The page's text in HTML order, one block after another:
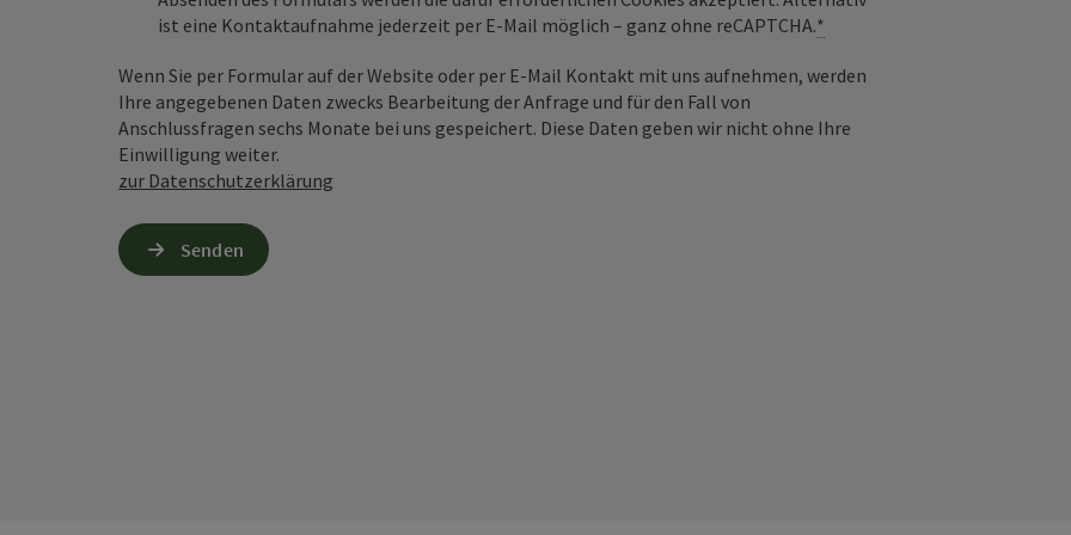
ist eine Kontaktaufnahme jederzeit per E-Mail möglich – ganz ohne reCAPTCHA.*
Wenn Sie per Formular auf der Website oder per E-Mail Kontakt mit uns aufnehmen, werden
Ihre angegebenen Daten zwecks Bearbeitung der Anfrage und für den Fall von
Anschlussfragen sechs Monate bei uns gespeichert. Diese Daten geben wir nicht ohne Ihre
Einwilligung weiter.
zur Datenschutzerklärung
Senden